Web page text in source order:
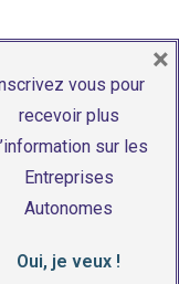
des cookies
vous pour
recevoir plus
sur les
Entreprises
Autonomes
Oui, je veux !
×